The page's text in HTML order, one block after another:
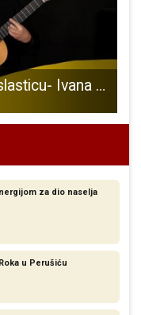
Ne propustite glazbenu poslasticu- Ivana Rukavina i Tvrtko Sarić!!!
za dio naselja
u Perušiću